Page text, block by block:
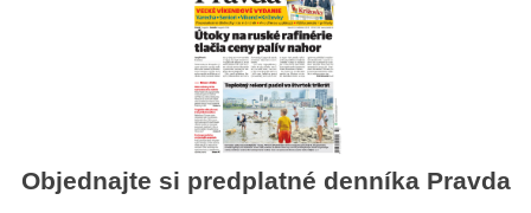
Objednajte si predplatné denníka Pravda